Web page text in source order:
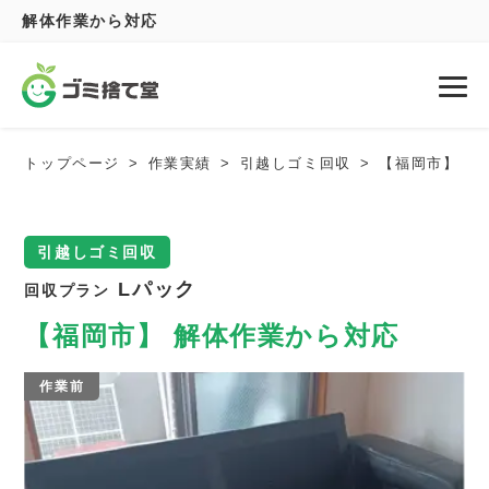
解体作業から対応
トップページ 作業実績 引越しゴミ回収 【福岡市】
引越しゴミ回収
回収プラン Lパック
【福岡市】 解体作業から対応
作業前